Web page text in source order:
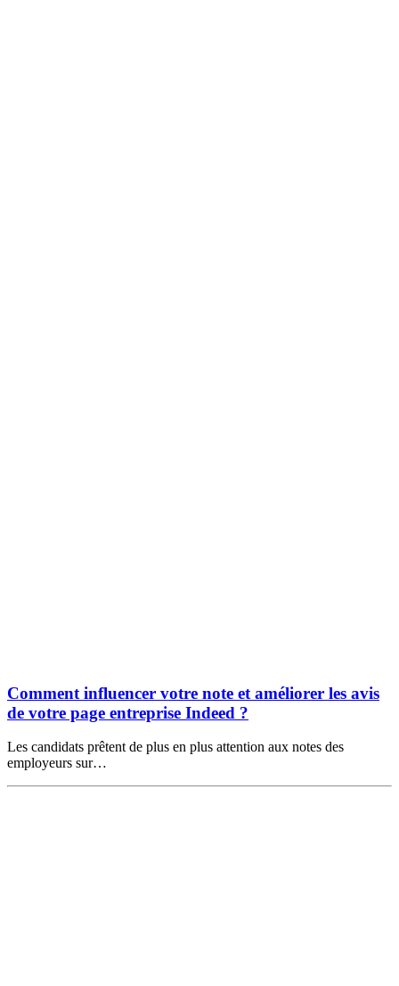
Comment influencer votre note et améliorer les avis
de votre page entreprise Indeed ?
Les candidats prêtent de plus en plus attention aux notes des
employeurs sur…